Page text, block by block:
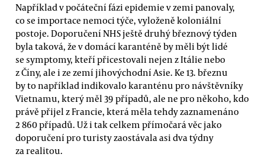
Například v počáteční fázi epidemie v zemi panovaly,
co se importace nemoci týče, vyloženě koloniální
postoje. Doporučení NHS ještě druhý březnový týden
byla taková, že v domácí karanténě by měli být lidé
se symptomy, kteří přicestovali nejen z Itálie nebo
z Číny, ale i ze zemí jihovýchodní Asie. Ke 13. březnu
by to například indikovalo karanténu pro návštěvníky
Vietnamu, který měl 39 případů, ale ne pro někoho, kdo
právě přijel z Francie, která měla tehdy zaznamenáno
2 860 případů. Už i tak celkem přímočará věc jako
doporučení pro turisty zaostávala asi dva týdny
za realitou.